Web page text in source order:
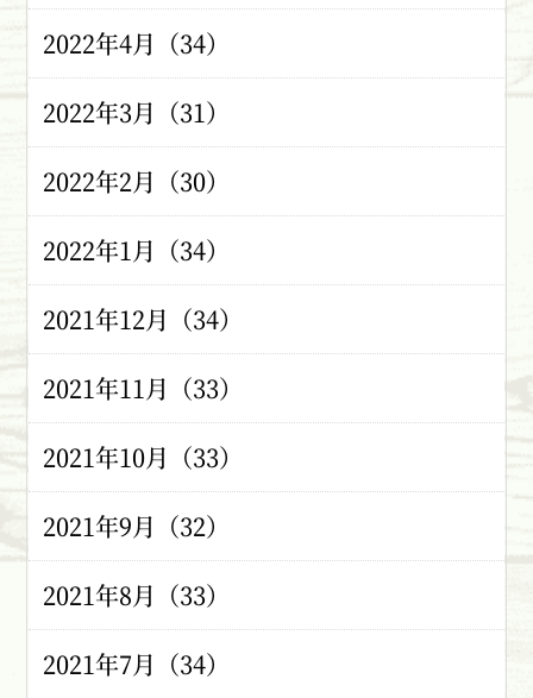
2022年4月（34）
2022年3月（31）
2022年2月（30）
2022年1月（34）
2021年12月（34）
2021年11月（33）
2021年10月（33）
2021年9月（32）
2021年8月（33）
2021年7月（34）